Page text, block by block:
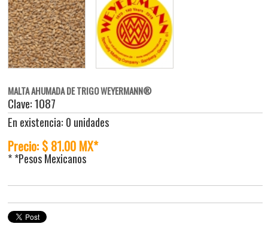
MALTA AHUMADA DE TRIGO WEYERMANN®
Clave: 1087
En existencia: 0 unidades
Precio: $ 81.00 MX*
* *Pesos Mexicanos